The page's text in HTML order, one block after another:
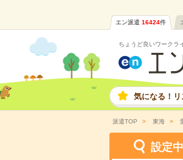
エン派遣 16424件
ちょうど良いワークラ
気になる！リ
派遣TOP 東海
設定